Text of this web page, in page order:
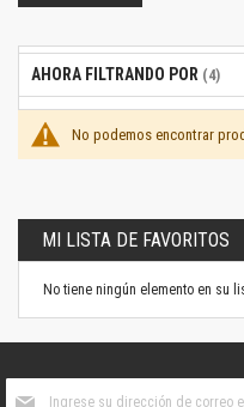
No podemos encontrar
AHORA FILTRANDO POR
MI LISTA DE FAVORITOS
No tiene ningún elemento en su